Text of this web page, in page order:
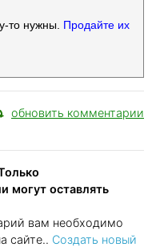
то нужны. Продайте их
обновить комментарии
могут оставлять
вам необходимо
сайте.. Создать новый